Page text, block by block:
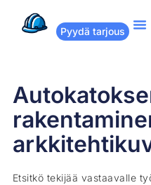
Pyydä tarjous
Etsitkö tekijää vastaavalle